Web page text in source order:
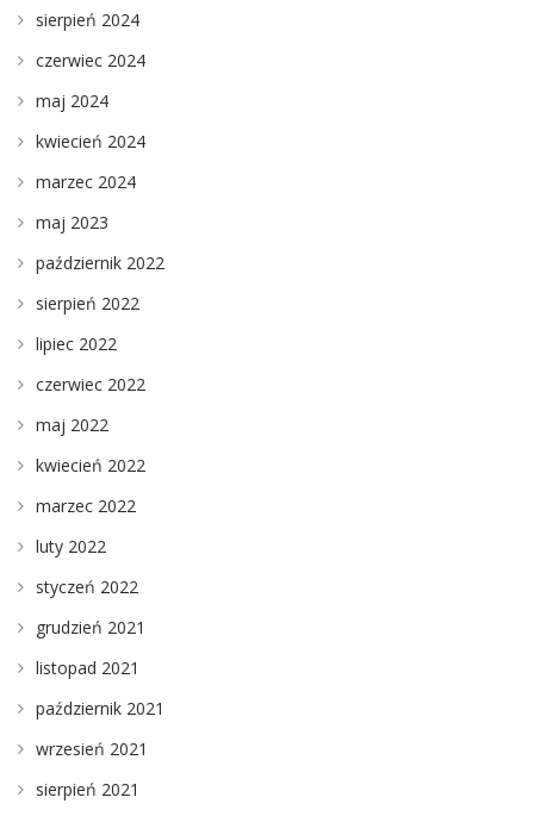
sierpień 2024
czerwiec 2024
maj 2024
kwiecień 2024
marzec 2024
maj 2023
październik 2022
sierpień 2022
lipiec 2022
czerwiec 2022
maj 2022
kwiecień 2022
marzec 2022
luty 2022
styczeń 2022
grudzień 2021
listopad 2021
październik 2021
wrzesień 2021
sierpień 2021